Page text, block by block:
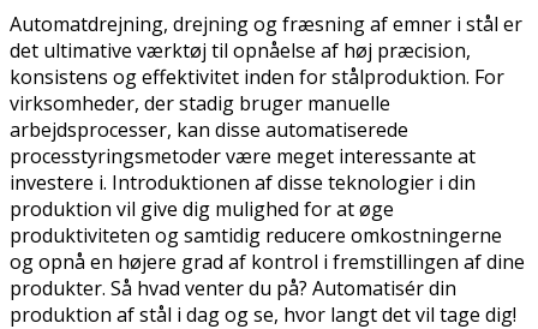
Automatdrejning, drejning og fræsning af emner i stål er
det ultimative værktøj til opnåelse af høj præcision,
konsistens og effektivitet inden for stålproduktion. For
virksomheder, der stadig bruger manuelle
arbejdsprocesser, kan disse automatiserede
processtyringsmetoder være meget interessante at
investere i. Introduktionen af disse teknologier i din
produktion vil give dig mulighed for at øge
produktiviteten og samtidig reducere omkostningerne
og opnå en højere grad af kontrol i fremstillingen af dine
produkter. Så hvad venter du på? Automatisér din
produktion af stål i dag og se, hvor langt det vil tage dig!